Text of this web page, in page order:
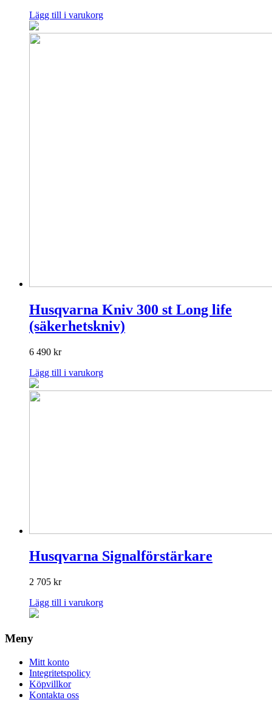
Lägg till i varukorg
Husqvarna Kniv 300 st Long life
(säkerhetskniv)
6 490 kr
Lägg till i varukorg
Husqvarna Signalförstärkare
2 705 kr
Lägg till i varukorg
Meny
Mitt konto
Integritetspolicy
Köpvillkor
Kontakta oss